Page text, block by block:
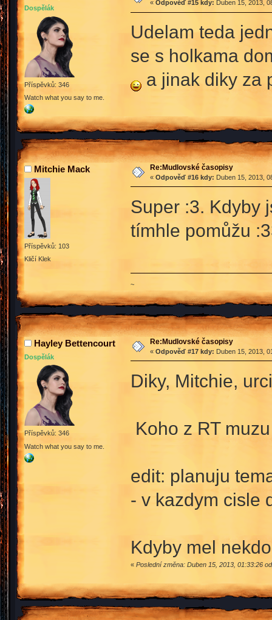
Dospělák
Příspěvků: 346
Watch what you say to me.
« Odpověď #15 kdy: Duben 15, 2013,
Udelam teda
se s holkama
a jinak diky za
Mitchie Mack
Příspěvků: 103
Kličí Klek
Re:Mudlovské časopisy
« Odpověď #16 kdy: Duben 15, 2013,
Super :3. Kdyby
tímhle pomůžu
~
Hayley Bettencourt
Dospělák
Příspěvků: 346
Watch what you say to me.
Re:Mudlovské časopisy
« Odpověď #17 kdy: Duben 15, 2013,
Diky, Mitchie,
Koho z RT
edit: planuju
- v kazdym cisle
Kdyby mel
« Poslední změna: Duben 15, 2013, 01:33:26